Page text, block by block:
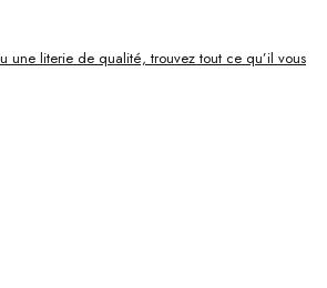
une literie de qualité, trouvez tout ce qu’il vous